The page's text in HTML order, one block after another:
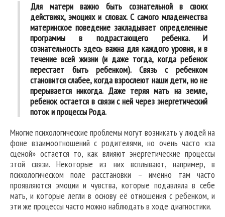
Для матери важно быть сознательной в своих
действиях, эмоциях и словах. С самого младенчества
материнское поведение закладывает определенные
программы в подрастающего ребенка. И
сознательность здесь важна для каждого уровня, и в
течение всей жизни (и даже тогда, когда ребенок
перестает быть ребенком). Связь с ребенком
становится слабее, когда взрослеют наши дети, но не
прерывается никогда. Даже теряя мать на земле,
ребенок остается в связи с ней через энергетический
поток и процессы Рода.
Многие психологические проблемы могут возникать у людей на
фоне взаимоотношений с родителями, но очень часто «за
сценой» остается то, как влияют энергетические процессы
этой связи. Некоторые из них всплывают, например, в
психологическом поле расстановки – именно там часто
проявляются эмоции и чувства, которые подавляла в себе
мать, и которые легли в основу её отношения с ребенком, и
эти же процессы часто можно наблюдать в ходе диагностики.